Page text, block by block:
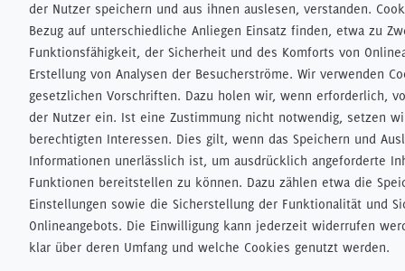
der Nutzer speichern und aus ihnen auslesen, verstanden.
Bezug auf unterschiedliche Anliegen Einsatz finden, etwa zu
Funktionsfähigkeit, der Sicherheit und des Komforts von
Erstellung von Analysen der Besucherströme. Wir verwenden
gesetzlichen Vorschriften. Dazu holen wir, wenn erforderlich,
der Nutzer ein. Ist eine Zustimmung nicht notwendig, setzen
berechtigten Interessen. Dies gilt, wenn das Speichern und
Informationen unerlässlich ist, um ausdrücklich angeforderte
Funktionen bereitstellen zu können. Dazu zählen etwa die
Einstellungen sowie die Sicherstellung der Funktionalität und
Onlineangebots. Die Einwilligung kann jederzeit widerrufen
klar über deren Umfang und welche Cookies genutzt werden.